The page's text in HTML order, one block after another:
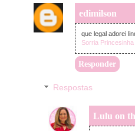
edimilson
que legal adorei
Sorria Princesinha
Responder
Respostas
Lulu on